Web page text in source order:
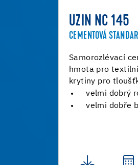
UZIN NC 145
CEMENTOVÁ
Samorozlévací
hmota pro
krytiny pro
velmi dobrý
velmi dobře